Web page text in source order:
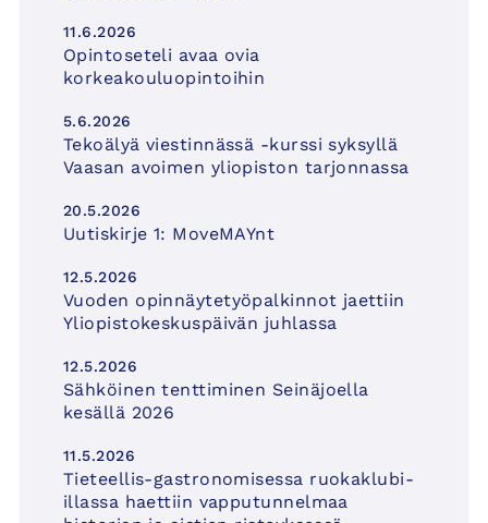
11.6.2026
Opintoseteli avaa ovia
korkeakouluopintoihin
5.6.2026
Tekoälyä viestinnässä -kurssi syksyllä
Vaasan avoimen yliopiston tarjonnassa
20.5.2026
Uutiskirje 1: MoveMAYnt
12.5.2026
Vuoden opinnäytetyöpalkinnot jaettiin
Yliopistokeskuspäivän juhlassa
12.5.2026
Sähköinen tenttiminen Seinäjoella
kesällä 2026
11.5.2026
Tieteellis-gastronomisessa ruokaklubi-
illassa haettiin vapputunnelmaa